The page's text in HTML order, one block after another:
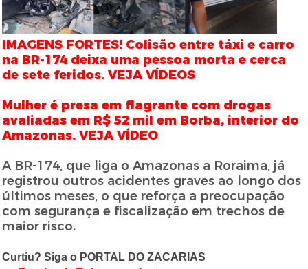
IMAGENS FORTES! Colisão entre táxi e carro
na BR-174 deixa uma pessoa morta e cerca
de sete feridos. VEJA VÍDEOS
Mulher é presa em flagrante com drogas
avaliadas em R$ 52 mil em Borba, interior do
Amazonas. VEJA VÍDEO
A BR-174, que liga o Amazonas a Roraima, já
registrou outros acidentes graves ao longo dos
últimos meses, o que reforça a preocupação
com segurança e fiscalização em trechos de
maior risco.
Curtiu? Siga o PORTAL DO ZACARIAS